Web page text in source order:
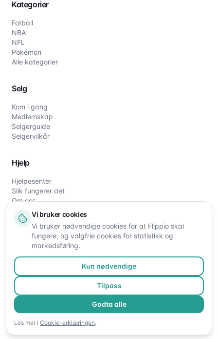
Kategorier
Fotball
NBA
NFL
Pokémon
Alle kategorier
Selg
Kom i gang
Medlemskap
Selgerguide
Selgervilkår
Hjelp
Hjelpesenter
Slik fungerer det
Om oss
Kontakt oss
Flippio. Alle rettigheter reservert.
PersonvernVilkårCookiesEndre cookie-valg
Vi bruker cookies
Vi bruker nødvendige cookies for at Flippio skal
fungere, og valgfrie cookies for statistikk og
markedsføring.
Kun nødvendige
Tilpass
Godta alle
Les mer i Cookie-erklæringen.